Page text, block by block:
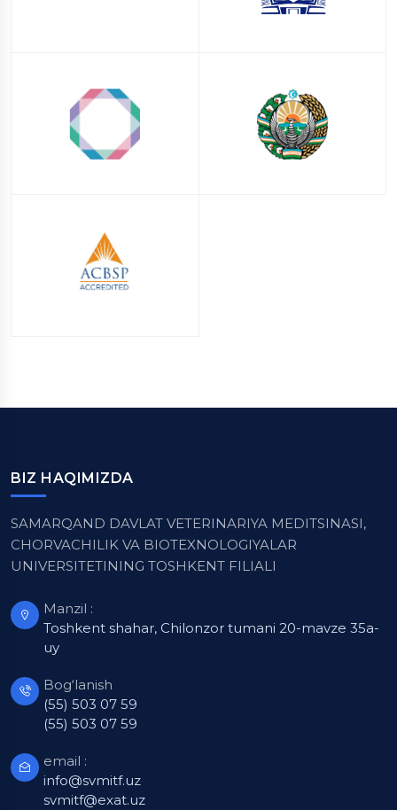
BIZ HAQIMIZDA
SAMARQAND DAVLAT VETERINARIYA MEDITSINASI,
CHORVACHILIK VA BIOTEXNOLOGIYALAR
UNIVERSITETINING TOSHKENT FILIALI
Manzil :
Toshkent shahar, Chilonzor tumani 20-mavze 35a-
uy
Bog‘lanish
(55) 503 07 59
(55) 503 07 59
email :
info@svmitf.uz
svmitf@exat.uz